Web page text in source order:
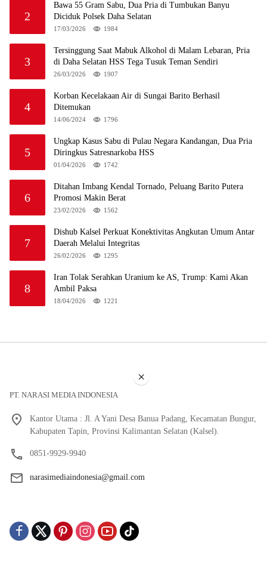
2
Bawa 55 Gram Sabu, Dua Pria di Tumbukan Banyu
Diciduk Polsek Daha Selatan
17/03/2026 1984
3
Tersinggung Saat Mabuk Alkohol di Malam Lebaran, Pria
di Daha Selatan HSS Tega Tusuk Teman Sendiri
26/03/2026 1907
4
Korban Kecelakaan Air di Sungai Barito Berhasil
Ditemukan
14/06/2024 1796
5
Ungkap Kasus Sabu di Pulau Negara Kandangan, Dua Pria
Diringkus Satresnarkoba HSS
01/04/2026 1742
6
Ditahan Imbang Kendal Tornado, Peluang Barito Putera
Promosi Makin Berat
23/02/2026 1562
7
Dishub Kalsel Perkuat Konektivitas Angkutan Umum Antar
Daerah Melalui Integritas
26/02/2026 1295
8
Iran Tolak Serahkan Uranium ke AS, Trump: Kami Akan
Ambil Paksa
18/04/2026 1221
PT. NARASI MEDIA INDONESIA
Kantor Utama : Jl. A Yani Desa Banua Padang, Kecamatan Bungur,
Kabupaten Tapin, Provinsi Kalimantan Selatan (Kalsel).
0851-9929-9940
narasimediaindonesia@gmail.com
×